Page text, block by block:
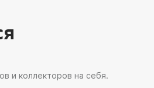
и коллекторов на себя.